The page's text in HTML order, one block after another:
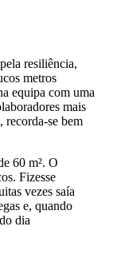
resiliência,
metros
equipa com uma
mais
recorda-se bem
60 m². O
Fizesse
vezes saía
e, quando
dia